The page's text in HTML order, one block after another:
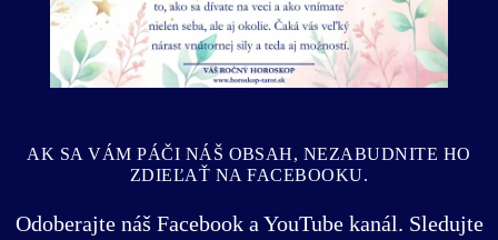
AK SA VÁM PÁČI NÁŠ OBSAH, NEZABUDNITE HO
ZDIEĽAŤ NA FACEBOOKU.
Odoberajte náš Facebook a YouTube kanál. Sledujte